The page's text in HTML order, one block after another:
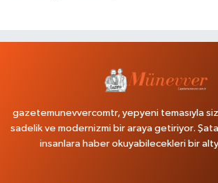
gazetemunevvercomtr, yepyeni temasıyla
sadelik ve modernizmi bir araya getiriyor.
insanlara haber okuyabilecekleri bir